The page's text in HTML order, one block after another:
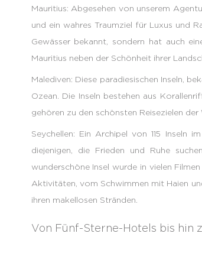
Mauritius: Abgesehen von unserem
und ein wahres Traumziel für Luxus und
Gewässer bekannt, sondern hat auch
Mauritius neben der Schönheit ihrer
Malediven: Diese paradiesischen Inseln,
Ozean. Die Inseln bestehen aus
gehören zu den schönsten Reisezielen der
Seychellen: Ein Archipel von 115 Inseln
diejenigen, die Frieden und Ruhe
wunderschöne Insel wurde in vielen
Aktivitäten, vom Schwimmen mit Haien
ihren makellosen Stränden.
Von Fünf-Sterne-Hotels bis hin